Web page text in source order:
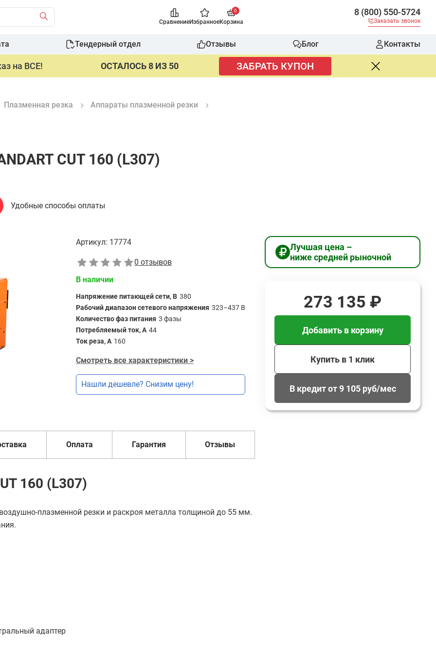
СравнениеИзбранное
0
Корзина
8 (800) 550-5724
Заказать звонок
Тендерный отдел Отзывы Блог Контакты
на ВСЕ! ОСТАЛОСЬ 8 ИЗ 50 ЗАБРАТЬ КУПОН
Плазменная резка
Аппараты плазменной резки
CUT 160 (L307)
Удобные способы оплаты
Артикул: 17774
0 отзывов
В наличии
Напряжение питающей сети, В 380
Рабочий диапазон сетевого напряжения 323–437 В
Количество фаз питания 3 фазы
Потребляемый ток, А 44
Ток реза, А 160
Смотреть все характеристики >
Нашли дешевле? Снизим цену!
Оплата Гарантия Отзывы
160 (L307)
плазменной резки и раскроя металла толщиной до 55 мм.
адаптер
Лучшая цена –
ниже средней рыночной
273 135 ₽
Добавить в корзину
Купить в 1 клик
В кредит от 9 105 руб/мес